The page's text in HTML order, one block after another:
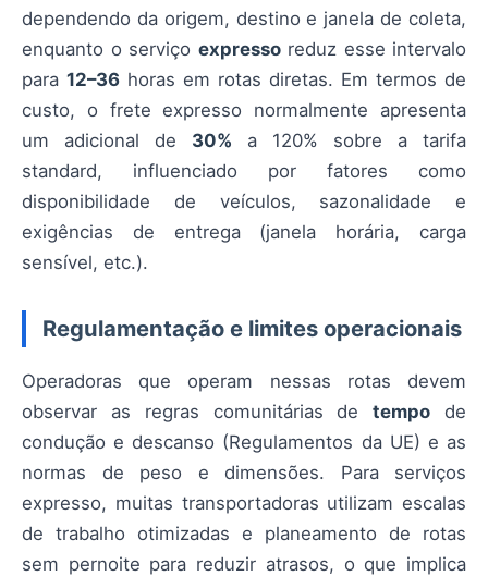
dependendo da origem, destino e janela de coleta,
enquanto o serviço expressoreduz esse intervalo
para 12–36 horas em rotas diretas. Em termos de
custo, o frete expresso normalmente apresenta
um adicional de 30% a 120% sobre a tarifa
standard, influenciado por fatores como
disponibilidade de veículos, sazonalidade e
exigências de entrega (janela horária, carga
sensível, etc.).
Regulamentação e limites operacionais
Operadoras que operam nessas rotas devem
observar as regras comunitárias detempo de
condução e descanso (Regulamentos da UE) e as
normas de peso e dimensões. Para serviços
expresso, muitas transportadoras utilizam escalas
de trabalho otimizadas e planeamento de rotas
sem pernoite para reduzir atrasos, o que implica